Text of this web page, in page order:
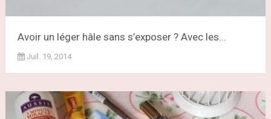
Avoir un léger hâle sans s’exposer ? Avec les...
Juil. 19, 2014